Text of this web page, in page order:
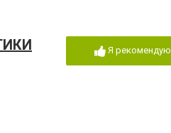
Я рекомендую